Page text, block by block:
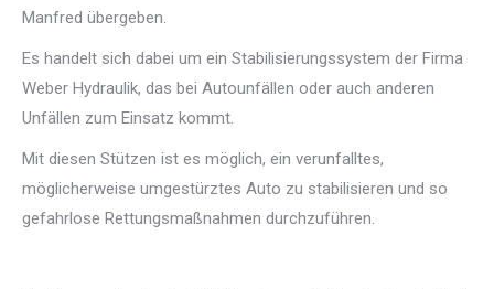
Manfred übergeben.
Es handelt sich dabei um ein Stabilisierungssystem der Firma
Weber Hydraulik, das bei Autounfällen oder auch anderen
Unfällen zum Einsatz kommt.
Mit diesen Stützen ist es möglich, ein verunfalltes,
möglicherweise umgestürztes Auto zu stabilisieren und so
gefahrlose Rettungsmaßnahmen durchzuführen.